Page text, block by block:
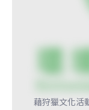
藉狩獵文化活